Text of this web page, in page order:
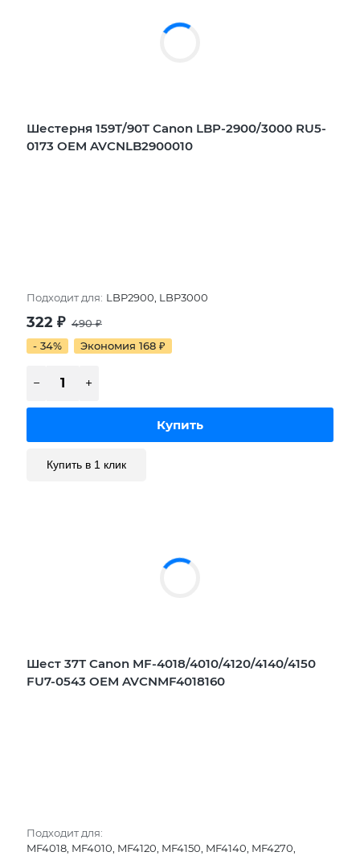
Шестерня 159T/90T Canon LBP-2900/3000 RU5-
0173 OEM AVCNLB2900010
Подходит для: LBP2900, LBP3000
322 ₽ 490₽
- 34%
Экономия 168 ₽
Купить в 1 клик
Шест 37Т Canon MF-4018/4010/4120/4140/4150
FU7-0543 OEM AVCNMF4018160
Подходит для:
MF4018, MF4010, MF4120, MF4150, MF4140, MF4270,